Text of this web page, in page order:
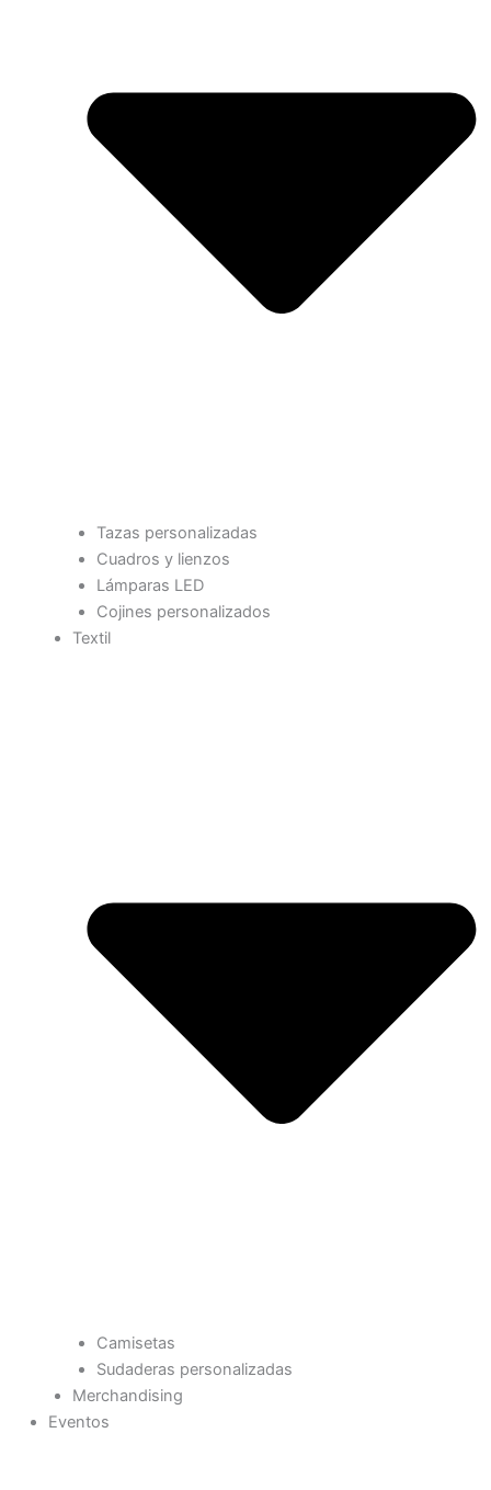
Tazas personalizadas
Cuadros y lienzos
Lámparas LED
Cojines personalizados
Textil
Camisetas
Sudaderas personalizadas
Merchandising
Eventos